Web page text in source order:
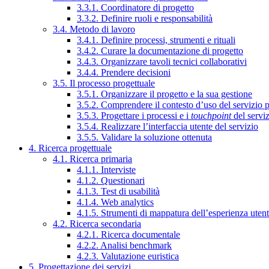
3.3.1. Coordinatore di progetto
3.3.2. Definire ruoli e responsabilità
3.4. Metodo di lavoro
3.4.1. Definire processi, strumenti e rituali
3.4.2. Curare la documentazione di progetto
3.4.3. Organizzare tavoli tecnici collaborativi
3.4.4. Prendere decisioni
3.5. Il processo progettuale
3.5.1. Organizzare il progetto e la sua gestione
3.5.2. Comprendere il contesto d’uso del servizio
3.5.3. Progettare i processi e i touchpointdel
3.5.4. Realizzare l’interfaccia utente del servizio
3.5.5. Validare la soluzione ottenuta
4. Ricerca progettuale
4.1. Ricerca primaria
4.1.1. Interviste
4.1.2. Questionari
4.1.3. Test di usabilità
4.1.4. Web analytics
4.1.5. Strumenti di mappatura dell’esperienza
4.2. Ricerca secondaria
4.2.1. Ricerca documentale
4.2.2. Analisi benchmark
4.2.3. Valutazione euristica
5. Progettazione dei servizi